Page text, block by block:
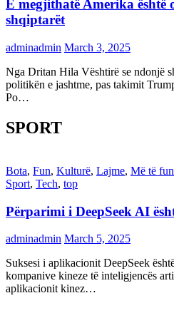
E megjithatë Amerika është
shqiptarët
adminadmin March 3, 2025
Nga Dritan Hila Vështirë se ndonjë
politikën e jashtme, pas takimit
Po…
SPORT
Bota, Fun, Kulturë, Lajme, Më të
Sport, Tech, top
Përparimi i DeepSeek AI
adminadmin March 5, 2025
Suksesi i aplikacionit DeepSeek
kompanive kineze të inteligjencës
aplikacionit kinez…